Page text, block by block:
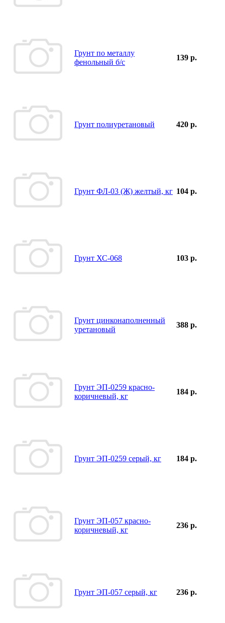
Грунт по металлу
фенольный б/с
139 р.
Грунт полиуретановый 420 р.
Грунт ФЛ-03 (Ж) желтый, кг 104 р.
Грунт ХС-068 103 р.
Грунт цинконаполненный
уретановый
388 р.
Грунт ЭП-0259 красно-
коричневый, кг
184 р.
Грунт ЭП-0259 серый, кг 184 р.
Грунт ЭП-057 красно-
коричневый, кг
236 р.
Грунт ЭП-057 серый, кг 236 р.